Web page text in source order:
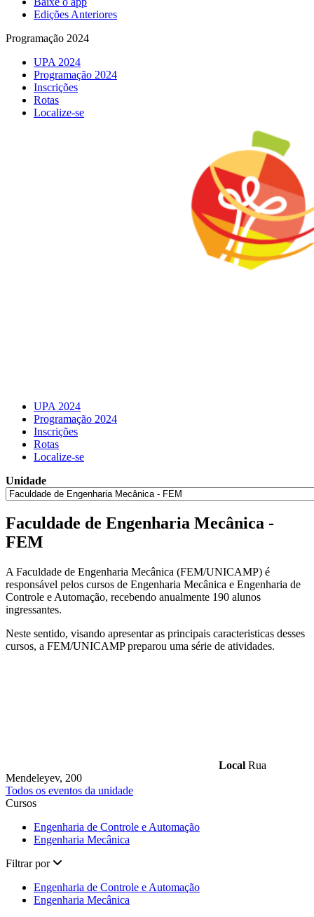
Edições Anteriores
Programação 2024
UPA 2024
Programação 2024
Inscrições
Rotas
Localize-se
UPA 2024
Programação 2024
Inscrições
Rotas
Localize-se
Unidade
Faculdade de Engenharia Mecânica -
FEM
A Faculdade de Engenharia Mecânica (FEM/UNICAMP) é
responsável pelos cursos de Engenharia Mecânica e Engenharia de
Controle e Automação, recebendo anualmente 190 alunos
ingressantes.
Neste sentido, visando apresentar as principais caracteristicas desses
cursos, a FEM/UNICAMP preparou uma série de atividades.
Local Rua
Mendeleyev, 200
Todos os eventos da unidade
Cursos
Engenharia de Controle e Automação
Engenharia Mecânica
Filtrar por
Engenharia de Controle e Automação
Engenharia Mecânica